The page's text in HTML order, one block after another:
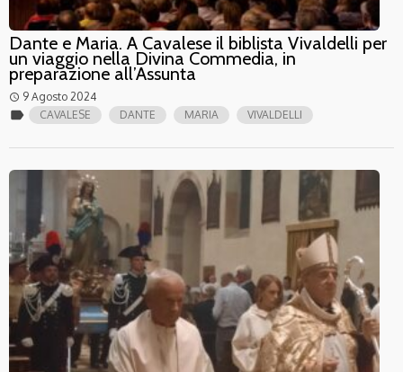
Dante e Maria. A Cavalese il biblista Vivaldelli per
un viaggio nella Divina Commedia, in
preparazione all’Assunta
access_time 9 Agosto 2024
label CAVALESE DANTE MARIA VIVALDELLI